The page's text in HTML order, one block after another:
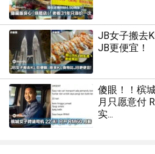
JB女子搬去
JB更便宜！
傻眼！！槟
月只愿意付
实...